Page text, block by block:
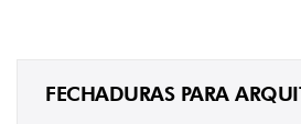
FECHADURAS PARA